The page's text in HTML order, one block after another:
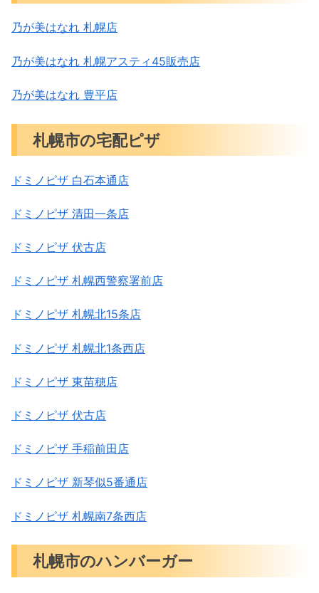
乃が美はなれ 札幌店
乃が美はなれ 札幌アスティ45販売店
乃が美はなれ 豊平店
札幌市の宅配ピザ
ドミノピザ 白石本通店
ドミノピザ 清田一条店
ドミノピザ 伏古店
ドミノピザ 札幌西警察署前店
ドミノピザ 札幌北15条店
ドミノピザ 札幌北1条西店
ドミノピザ 東苗穂店
ドミノピザ 伏古店
ドミノピザ 手稲前田店
ドミノピザ 新琴似5番通店
ドミノピザ 札幌南7条西店
札幌市のハンバーガー